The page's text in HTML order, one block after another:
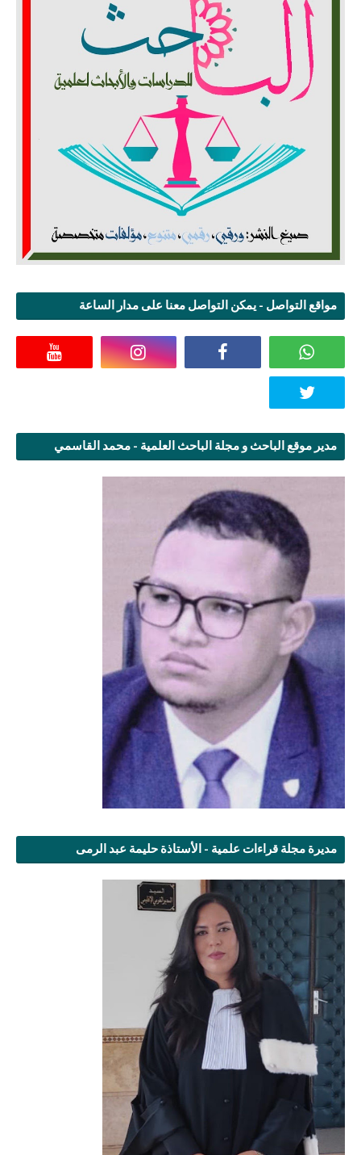
مواقع التواصل - يمكن التواصل معنا على مدار الساعة
مدير موقع الباحث و مجلة الباحث العلمية - محمد القاسمي
مديرة مجلة قراءات علمية - الأستاذة حليمة عبد الرمى